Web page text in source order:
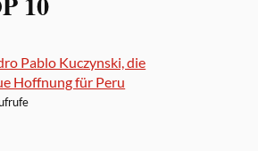
Pablo Kuczynski, die
Hoffnung für Peru